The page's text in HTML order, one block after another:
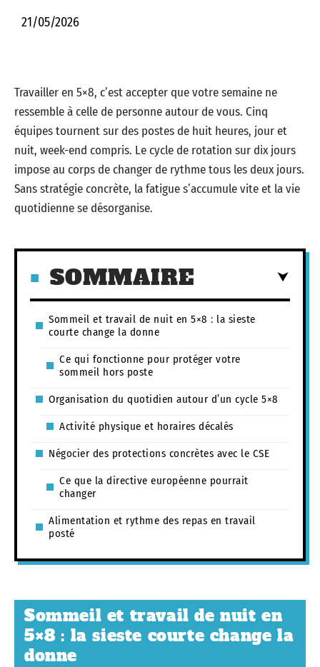
21/05/2026
Travailler en 5×8, c’est accepter que votre semaine ne
ressemble à celle de personne autour de vous. Cinq
équipes tournent sur des postes de huit heures, jour et
nuit, week-end compris. Le cycle de rotation sur dix jours
impose au corps de changer de rythme tous les deux jours.
Sans stratégie concrète, la fatigue s’accumule vite et la vie
quotidienne se désorganise.
SOMMAIRE
Sommeil et travail de nuit en 5×8 : la sieste
courte change la donne
Ce qui fonctionne pour protéger votre
sommeil hors poste
Organisation du quotidien autour d’un cycle 5×8
Activité physique et horaires décalés
Négocier des protections concrètes avec le CSE
Ce que la directive européenne pourrait
changer
Alimentation et rythme des repas en travail
posté
Sommeil et travail de nuit en
5×8 : la sieste courte change la
donne